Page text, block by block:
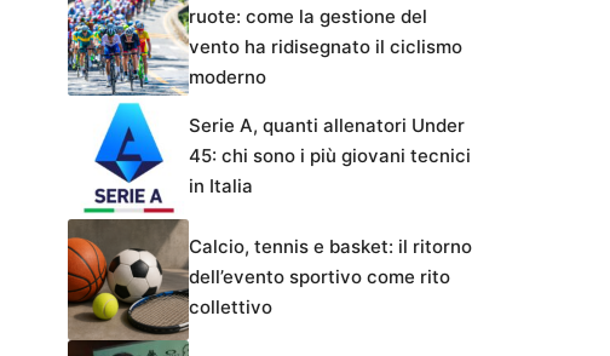
ruote: come la gestione del
vento ha ridisegnato il ciclismo
moderno
Serie A, quanti allenatori Under
45: chi sono i più giovani tecnici
in Italia
Calcio, tennis e basket: il ritorno
dell’evento sportivo come rito
collettivo